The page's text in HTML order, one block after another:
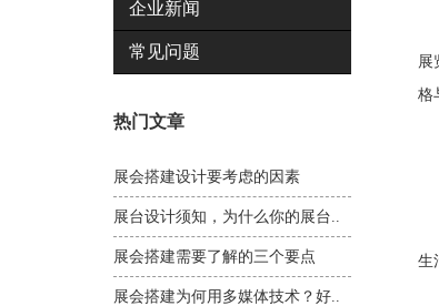
企业新闻
常见问题
热门文章
展会搭建设计要考虑的因素
展台设计须知，为什么你的展台..
展会搭建需要了解的三个要点
展会搭建为何用多媒体技术？好..
展
格
生